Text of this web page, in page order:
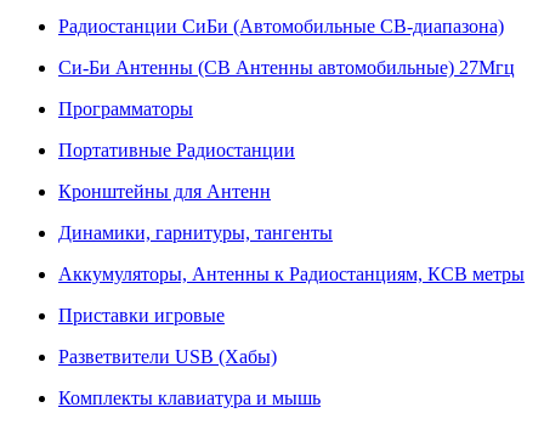
Радиостанции СиБи (Автомобильные СВ-диапазона)
Си-Би Антенны (СВ Антенны автомобильные) 27Мгц
Программаторы
Портативные Радиостанции
Кронштейны для Антенн
Динамики, гарнитуры, тангенты
Аккумуляторы, Антенны к Радиостанциям, КСВ метры
Приставки игровые
Разветвители USB (Хабы)
Комплекты клавиатура и мышь